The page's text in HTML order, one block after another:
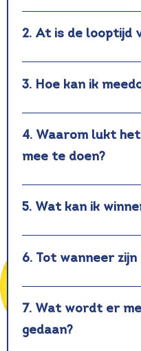
2. At is de looptijd
3. Hoe kan ik
4. Waarom lukt
mee te doen?
5. Wat kan ik
6. Tot wanneer
7. Wat wordt er
gedaan?